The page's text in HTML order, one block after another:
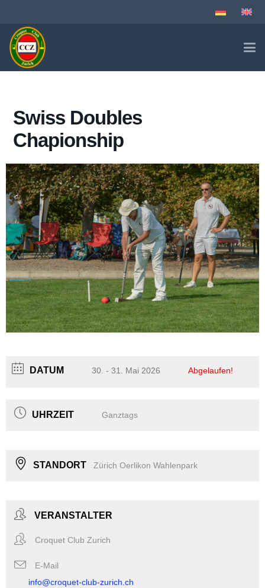
Swiss Doubles
Chapionship
DATUM 30. - 31. Mai 2026 Abgelaufen!
UHRZEIT Ganztags
STANDORT Zürich Oerlikon Wahlenpark
VERANSTALTER
Croquet Club Zurich
E-Mail
info@croquet-club-zurich.ch